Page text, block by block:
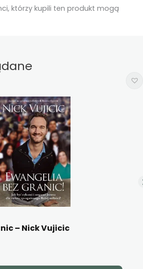
którzy kupili ten produkt mogą
– Nick Vujicic